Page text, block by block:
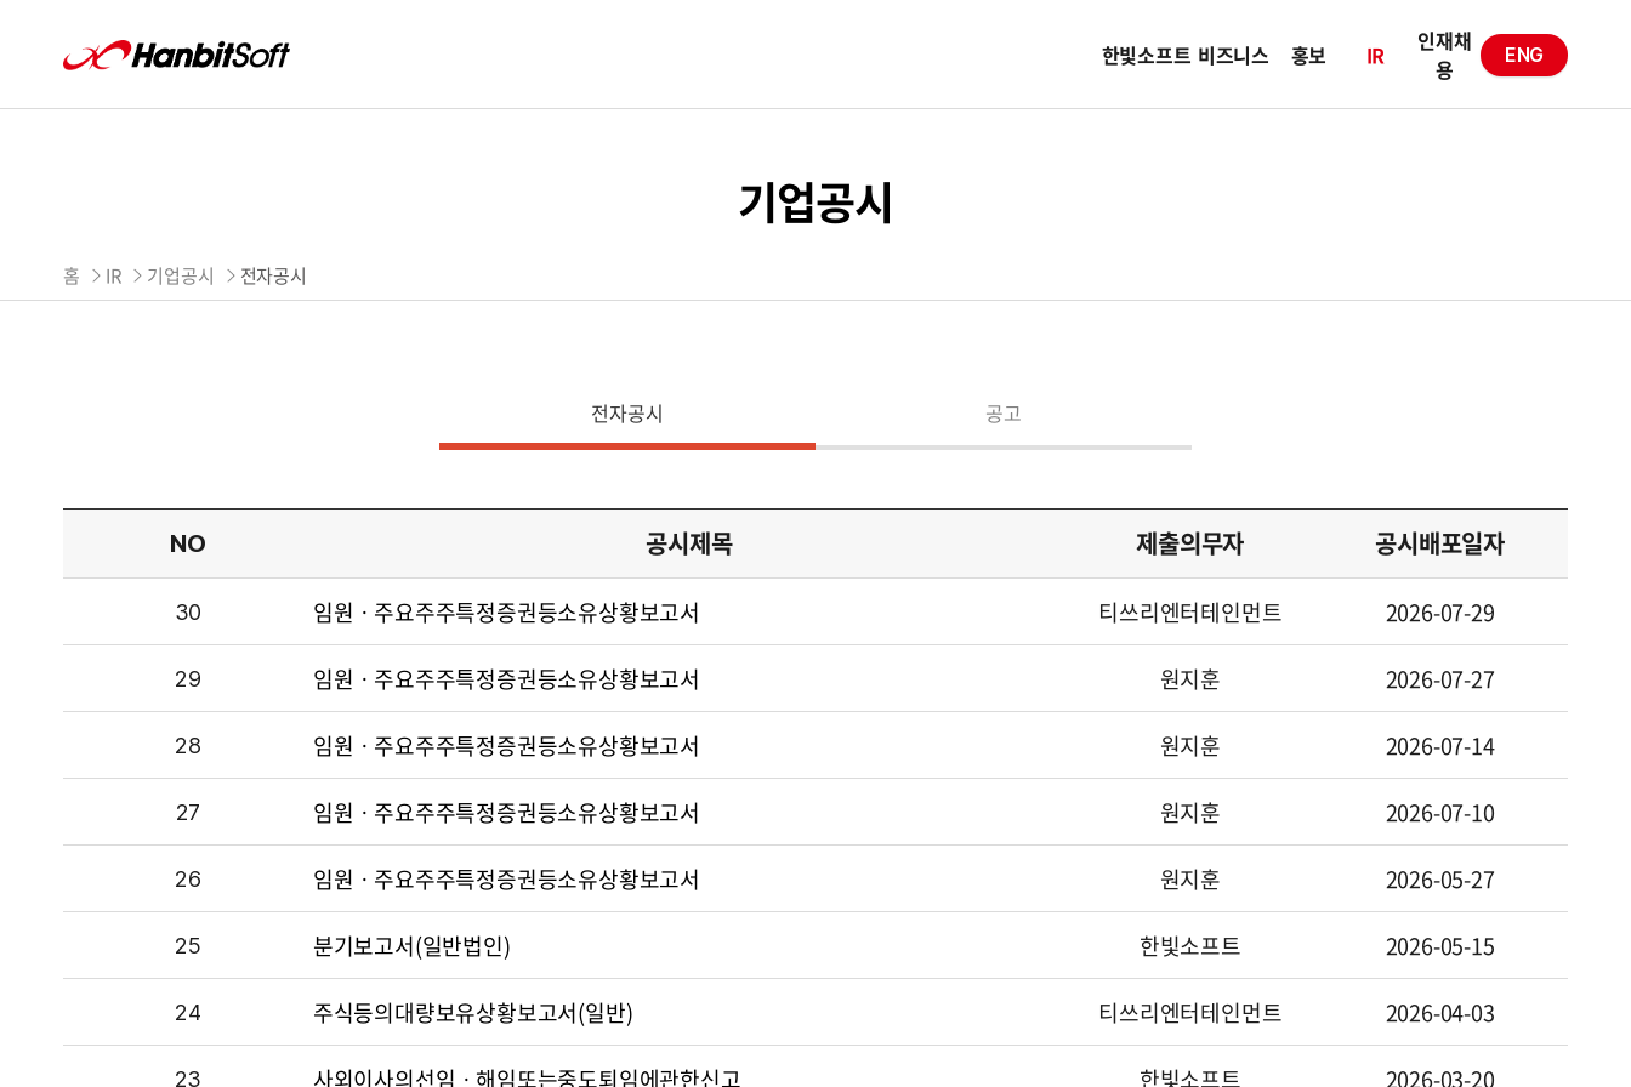
Hanbitsoft
한빛소프트 비즈니스 홍보 IR
인재채
용
ENG
기업공시
홈 IR 기업공시 전자공시
전자공시 공고
NO 공시제목 제출의무자 공시배포일자
NO
30 공시제목
임원ㆍ주요주주특정증권등소유상황보고서 제출의무자
티쓰리엔터테인먼트 공시배포일자
2026-07-29
NO
29 공시제목
임원ㆍ주요주주특정증권등소유상황보고서 제출의무자
원지훈 공시배포일자
2026-07-27
NO
28 공시제목
임원ㆍ주요주주특정증권등소유상황보고서 제출의무자
원지훈 공시배포일자
2026-07-14
NO
27 공시제목
임원ㆍ주요주주특정증권등소유상황보고서 제출의무자
원지훈 공시배포일자
2026-07-10
NO
26 공시제목
임원ㆍ주요주주특정증권등소유상황보고서 제출의무자
원지훈 공시배포일자
2026-05-27
NO
25 공시제목
분기보고서(일반법인) 제출의무자
한빛소프트 공시배포일자
2026-05-15
NO
24 공시제목
주식등의대량보유상황보고서(일반) 제출의무자
티쓰리엔터테인먼트 공시배포일자
2026-04-03
NO
23 공시제목
사외이사의선임ㆍ해임또는중도퇴임에관한신고 제출의무자
한빛소프트 공시배포일자
2026-03-20